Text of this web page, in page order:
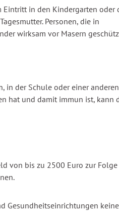
in den Kindergarten oder
Personen, die in
wirksam vor Masern
in der Schule oder einer anderen
hat und damit immun ist, kann
von bis zu 2500 Euro zur
Gesundheitseinrichtungen